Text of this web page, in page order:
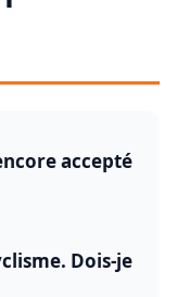
accepté
Dois-je